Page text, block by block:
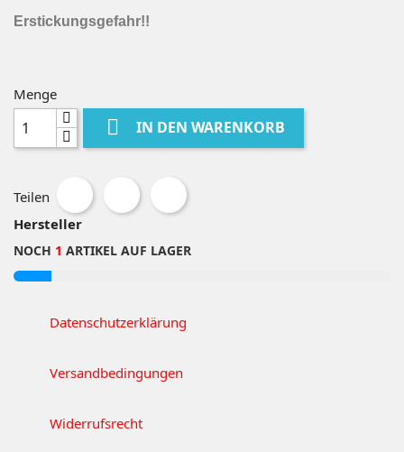
Erstickungsgefahr!!
Menge
 IN DEN WARENKORB
Teilen
Hersteller
NOCH 1 ARTIKEL AUF LAGER
Datenschutzerklärung
Versandbedingungen
Widerrufsrecht